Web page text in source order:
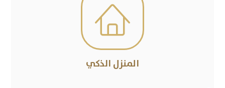

المنزل الذكي